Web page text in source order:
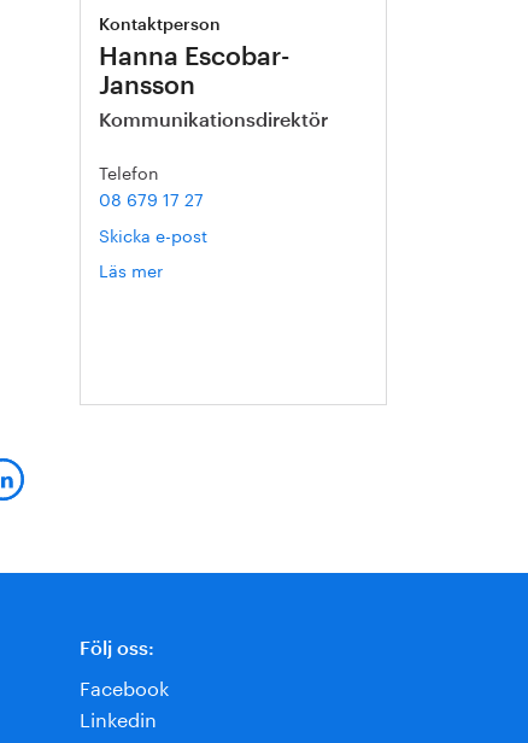
Kontaktperson
Hanna Escobar-
Jansson
Kommunikationsdirektör
Telefon
08 679 17 27
Skicka e-post
Läs mer
Följ oss:
Facebook
Linkedin